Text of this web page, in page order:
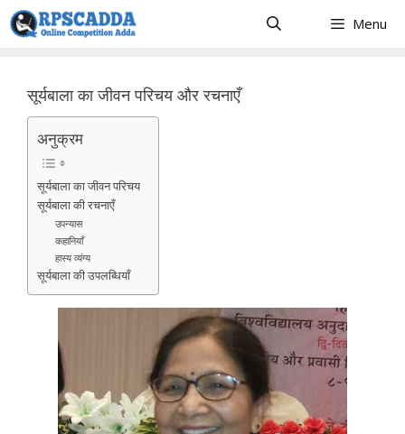
Skip
to
Menu
सूर्यबाला का जीवन परिचय और रचनाएँ
अनुक्रम
सूर्यबाला का जीवन परिचय
सूर्यबाला की रचनाएँ
उपन्यास
कहानियाँ
हास्य व्यंग्य
सूर्यबाला की उपलब्धियाँ